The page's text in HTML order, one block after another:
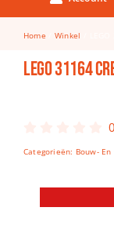
Keuken & Tafelen
Kinderfietsen
Knutselen
Spellen
Puzzels
Home Winkel
LEGO 31164
0
Categorieën: Bouw-